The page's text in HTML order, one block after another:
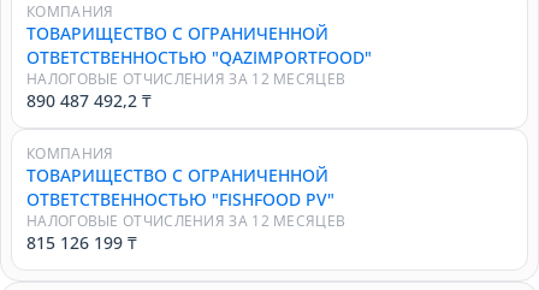
КОМПАНИЯ
ТОВАРИЩЕСТВО С ОГРАНИЧЕННОЙ
ОТВЕТСТВЕННОСТЬЮ "QAZIMPORTFOOD"
НАЛОГОВЫЕ ОТЧИСЛЕНИЯ ЗА 12 МЕСЯЦЕВ
890 487 492,2 ₸
КОМПАНИЯ
ТОВАРИЩЕСТВО С ОГРАНИЧЕННОЙ
ОТВЕТСТВЕННОСТЬЮ "FISHFOOD PV"
НАЛОГОВЫЕ ОТЧИСЛЕНИЯ ЗА 12 МЕСЯЦЕВ
815 126 199 ₸